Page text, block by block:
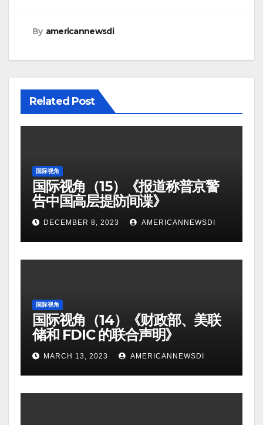
By americannewsdi
Related Post
国际视角
国际视角（15）《报道称普京警
告中国高层提防间谍》
DECEMBER 8, 2023 AMERICANNEWSDI
国际视角
国际视角（14）《财政部、美联
储和 FDIC 的联合声明》
MARCH 13, 2023 AMERICANNEWSDI